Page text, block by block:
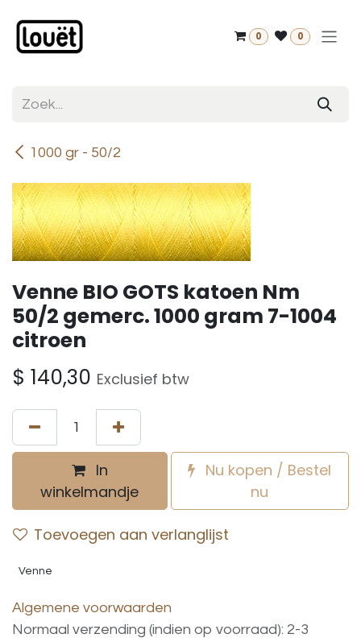
0 0
1000 gr - 50/2
Venne BIO GOTS katoen Nm
50/2 gemerc. 1000 gram 7-1004
citroen
$ 140,30 Exclusief btw
In
winkelmandje
Nu kopen / Bestel
nu
Toevoegen aan verlanglijst
Venne
Algemene voorwaarden
Normaal verzending (indien op voorraad): 2-3